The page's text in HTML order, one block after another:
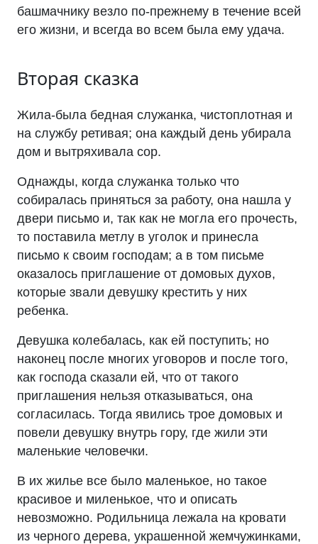
башмачнику везло по-прежнему в течение всей
его жизни, и всегда во всем была ему удача.
Вторая сказка
Жила-была бедная служанка, чистоплотная и
на службу ретивая; она каждый день убирала
дом и вытряхивала сор.
Однажды, когда служанка только что
собиралась приняться за работу, она нашла у
двери письмо и, так как не могла его прочесть,
то поставила метлу в уголок и принесла
письмо к своим господам; а в том письме
оказалось приглашение от домовых духов,
которые звали девушку крестить у них
ребенка.
Девушка колебалась, как ей поступить; но
наконец после многих уговоров и после того,
как господа сказали ей, что от такого
приглашения нельзя отказываться, она
согласилась. Тогда явились трое домовых и
повели девушку внутрь гору, где жили эти
маленькие человечки.
В их жилье все было маленькое, но такое
красивое и миленькое, что и описать
невозможно. Родильница лежала на кровати
из черного дерева, украшенной жемчужинками,